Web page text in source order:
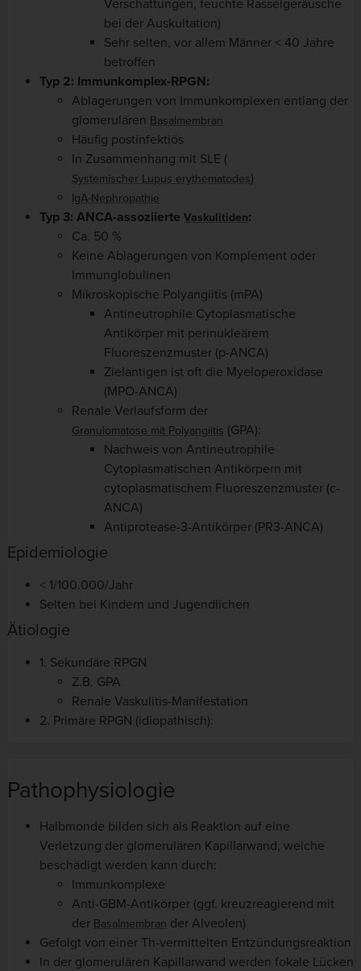
Verschattungen, feuchte Rasselgeräusche
bei der Auskultation)
Sehr selten, vor allem Männer < 40 Jahre
betroffen
Typ 2: Immunkomplex-RPGN:
Ablagerungen von Immunkomplexen entlang der
glomerulären Basalmembran
Häufig postinfektiös
In Zusammenhang mit SLE (
Systemischer Lupus erythematodes)
IgA-Nephropathie
Typ 3: ANCA-assoziierte Vaskulitiden:
Ca. 50 %
Keine Ablagerungen von Komplement oder
Immunglobulinen
Mikroskopische Polyangiitis (mPA)
Antineutrophile Cytoplasmatische
Antikörper mit perinukleärem
Fluoreszenzmuster (p-ANCA)
Zielantigen ist oft die Myeloperoxidase
(MPO-ANCA)
Renale Verlaufsform der
Granulomatose mit Polyangiitis (GPA):
Nachweis von Antineutrophile
Cytoplasmatischen Antikörpern mit
cytoplasmatischem Fluoreszenzmuster (c-
ANCA)
Antiprotease-3-Antikörper (PR3-ANCA)
Epidemiologie
< 1/100.000/Jahr
Selten bei Kindern und Jugendlichen
Ätiologie
1. Sekundäre RPGN
Z.B. GPA
Renale Vaskulitis-Manifestation
2. Primäre RPGN (idiopathisch):
Pathophysiologie
Halbmonde bilden sich als Reaktion auf eine
Verletzung der glomerulären Kapillarwand, welche
beschädigt werden kann durch:
Immunkomplexe
Anti-GBM-Antikörper (ggf. kreuzreagierend mit
der Basalmembran der Alveolen)
Gefolgt von einer Th-vermittelten Entzündungsreaktion
In der glomerulären Kapillarwand werden fokale Lücken